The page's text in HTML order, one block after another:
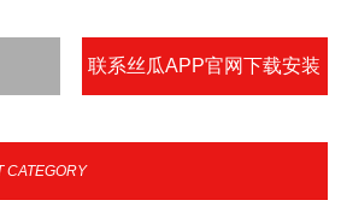
联系丝瓜APP官网下载安装
CATEGORY